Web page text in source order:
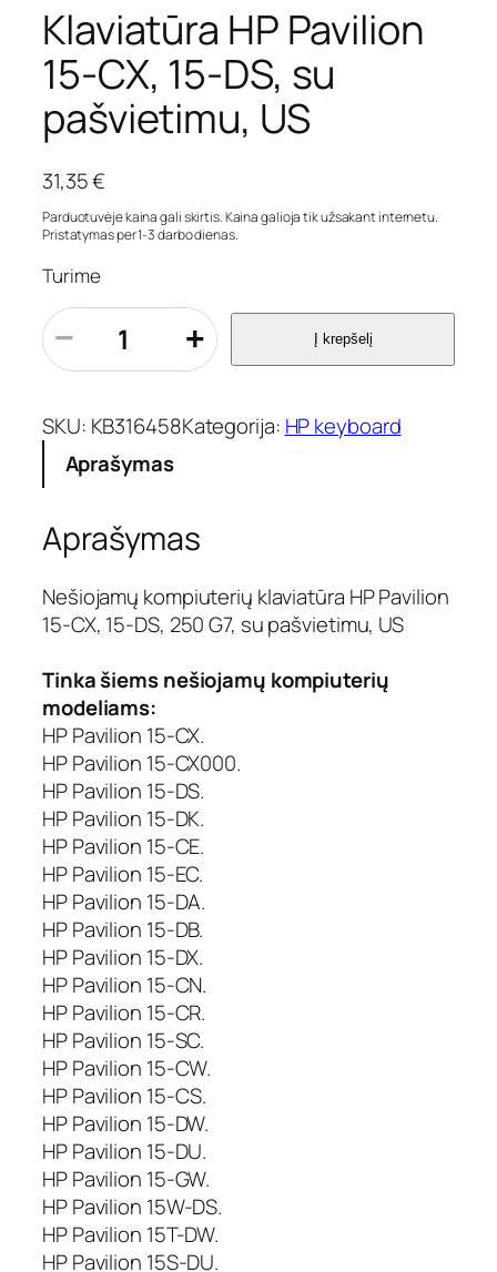
Klaviatūra HP Pavilion
15-CX, 15-DS, su
pašvietimu, US
31,35€
Parduotuvėje kaina gali skirtis. Kaina galioja tik užsakant internetu.
Pristatymas per 1-3 darbo dienas.
Turime
p
r
o
u
k
o
i
k
i
s
K
l
a
v
i
a
t
ū
r
a
H
P
P
a
v
i
l
i
o
n
1
5
-
C
− + Į krepšelį
SKU: KB316458Kategorija: HP keyboard
Aprašymas
Aprašymas
Nešiojamų kompiuterių klaviatūra HP Pavilion
15-CX, 15-DS, 250 G7, su pašvietimu, US
Tinka šiems nešiojamų kompiuterių
modeliams:
HP Pavilion 15-CX.
HP Pavilion 15-CX000.
HP Pavilion 15-DS.
HP Pavilion 15-DK.
HP Pavilion 15-CE.
HP Pavilion 15-EC.
HP Pavilion 15-DA.
HP Pavilion 15-DB.
HP Pavilion 15-DX.
HP Pavilion 15-CN.
HP Pavilion 15-CR.
HP Pavilion 15-SC.
HP Pavilion 15-CW.
HP Pavilion 15-CS.
HP Pavilion 15-DW.
HP Pavilion 15-DU.
HP Pavilion 15-GW.
HP Pavilion 15W-DS.
HP Pavilion 15T-DW.
HP Pavilion 15S-DU.